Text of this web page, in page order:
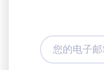
您
的
电